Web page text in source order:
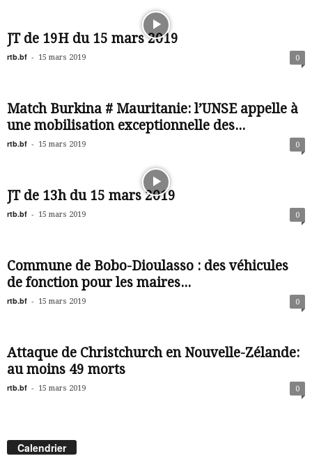
JT de 19H du 15 mars 2019
rtb.bf - 15 mars 2019 0
Match Burkina # Mauritanie: l’UNSE appelle à
une mobilisation exceptionnelle des...
rtb.bf - 15 mars 2019 0
JT de 13h du 15 mars 2019
rtb.bf - 15 mars 2019 0
Commune de Bobo-Dioulasso : des véhicules
de fonction pour les maires...
rtb.bf - 15 mars 2019 0
Attaque de Christchurch en Nouvelle-Zélande:
au moins 49 morts
rtb.bf - 15 mars 2019 0
Calendrier